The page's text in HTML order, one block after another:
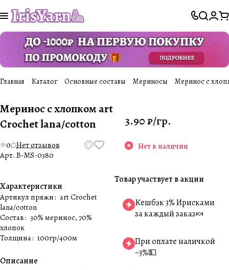
Главная Каталог Основные составы Мериносы Меринос с
Меринос с хлопком art
Crochet lana/cotton
0 Нет отзывов
Арт. B-MS-0380
Характеристики
Артикул пряжи: art Crochet
lana/cotton
Состав: 30% меринос, 70%
хлопок
Толщина: 100гр/400м
Описание
3.90 ₽/гр.
Нет в наличии
Товар участвует в акции
Кешбэк 3% Ирисками
за каждый заказ🍬
При оплате наличкой
−3%💵